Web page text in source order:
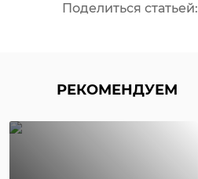
Поделиться статьей:
РЕКОМЕНДУЕМ
олимпийскими
ждать от ...